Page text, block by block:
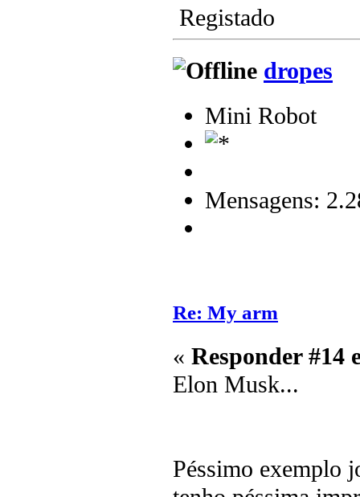
Registado
dropes
Mini Robot
Mensagens:
Re: My arm
« Responder #14
Elon Musk...
Péssimo exemplo